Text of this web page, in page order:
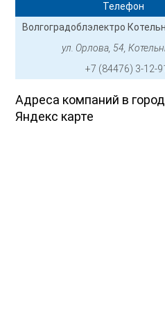
Телефон
Волгоградоблэлектро
ул. Орлова, 54,
+7 (84476) 3-12-91
Адреса компаний в
Яндекс карте